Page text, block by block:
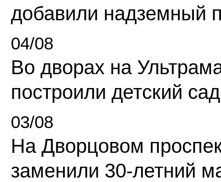
добавили надземный
04/08
Во дворах на
построили детский сад
03/08
На Дворцовом
заменили 30-летний